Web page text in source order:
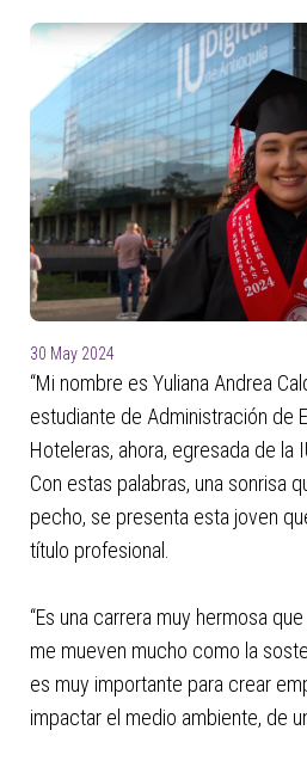
acceso
activa
lector
pantalla
para
ayudarle
navegar
interactuar
contenido.
30 May 2024
“Mi nombre es Yuliana Andrea
estudiante de Administración de
Hoteleras, ahora, egresada de la
Con estas palabras, una sonrisa
pecho, se presenta esta joven
título profesional.
“Es una carrera muy hermosa
me mueven mucho como la
es muy importante para crear
impactar el medio ambiente, de